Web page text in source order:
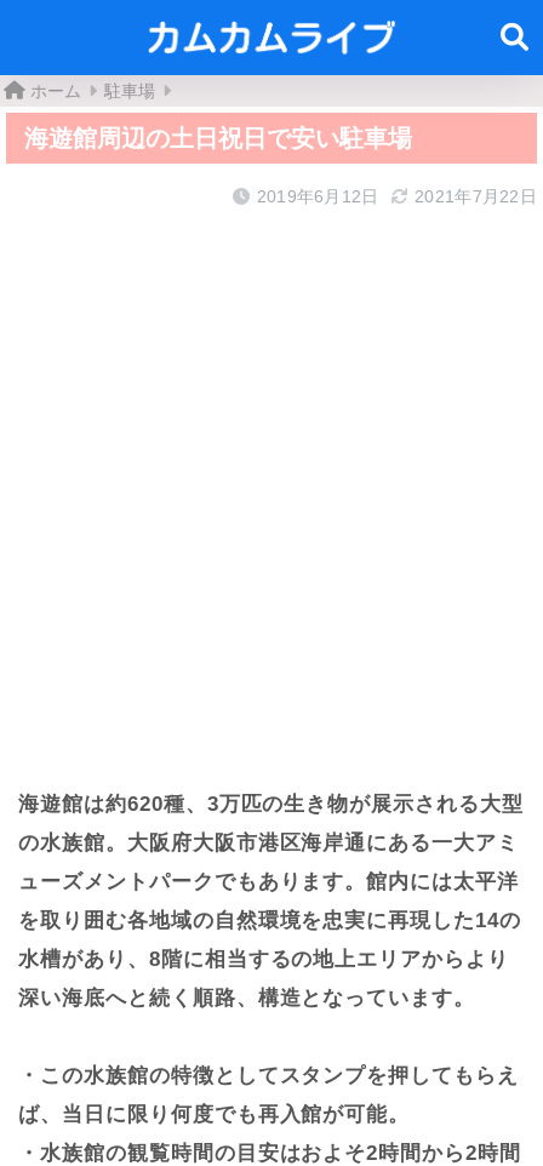
ホーム 駐車場
海遊館周辺の土日祝日で安い駐車場
2019年6月12日 2021年7月22日
海遊館は約620種、3万匹の生き物が展示される大型
の水族館。大阪府大阪市港区海岸通にある一大アミ
ューズメントパークでもあります。館内には太平洋
を取り囲む各地域の自然環境を忠実に再現した14の
水槽があり、8階に相当するの地上エリアからより
深い海底へと続く順路、構造となっています。
・この水族館の特徴としてスタンプを押してもらえ
ば、当日に限り何度でも再入館が可能。
・水族館の観覧時間の目安はおよそ2時間から2時間